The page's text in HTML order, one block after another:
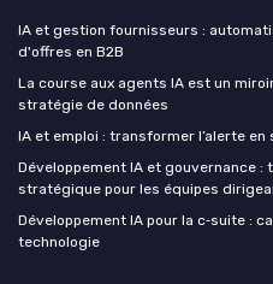
IA et gestion fournisseurs :
d'offres en B2B
La course aux agents IA est un
stratégie de données
IA et emploi : transformer l’alerte
Développement IA et gouvernance
stratégique pour les équipes
Développement IA pour la c‑suite :
technologie